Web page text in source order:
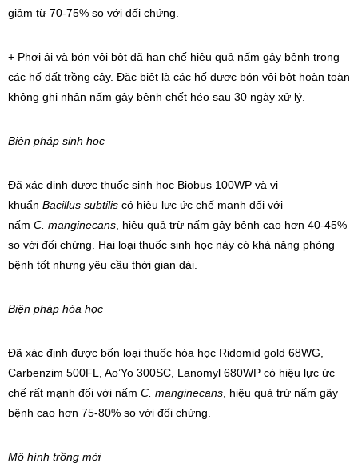
giảm từ 70-75% so với đối chứng.
+ Phơi ải và bón vôi bột đã hạn chế hiệu quả nấm gây bệnh trong
các hố đất trồng cây. Đặc biệt là các hố được bón vôi bột hoàn toàn
không ghi nhận nấm gây bệnh chết héo sau 30 ngày xử lý.
Biện pháp sinh học
Đã xác định được thuốc sinh học Biobus 100WP và vi
khuẩn Bacillus subtilis có hiệu lực ức chế mạnh đối với
nấm C. manginecans , hiệu quả trừ nấm gây bệnh cao hơn 40-45%
so với đối chứng. Hai loại thuốc sinh học này có khả năng phòng
bệnh tốt nhưng yêu cầu thời gian dài.
Biện pháp hóa học
Đã xác định được bốn loại thuốc hóa học Ridomid gold 68WG,
Carbenzim 500FL, Ao’Yo 300SC, Lanomyl 680WP có hiệu lực ức
chế rất mạnh đối với nấm C. manginecans , hiệu quả trừ nấm gây
bệnh cao hơn 75-80% so với đối chứng.
Mô hình trồng mới